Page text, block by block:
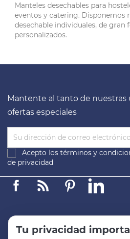
Manteles desechables para
eventos y catering. Disponemos
desechable individuales, de gran
personalizados.
Mantente al tanto de nuestras
ofertas especiales
Acepto los términos y
de privacidad
FacebookLinkedinPinterest
Tu privacidad importa